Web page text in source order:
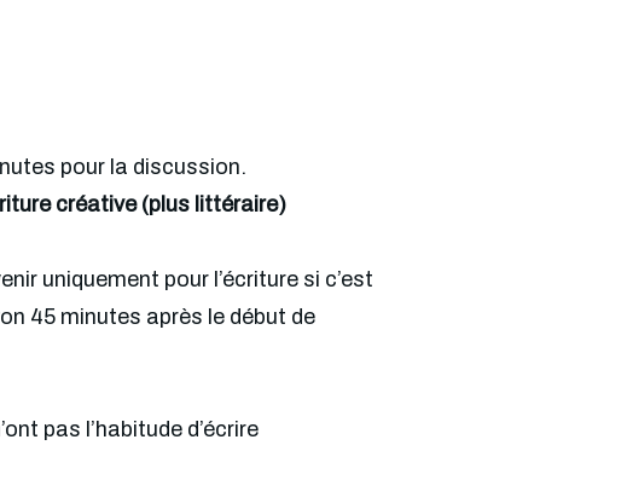
pour la discussion.
créative (plus littéraire)
uniquement pour l’écriture si c’est
45 minutes après le début de
pas l’habitude d’écrire